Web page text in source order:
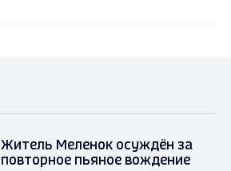
Житель Меленок осуждён за
повторное пьяное вождение